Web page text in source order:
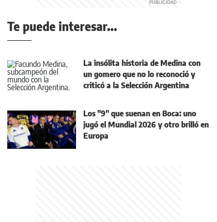
Te puede interesar...
La insólita historia de Medina con
un gomero que no lo reconoció y
criticó a la Selección Argentina
Los "9" que suenan en Boca: uno
jugó el Mundial 2026 y otro brilló en
Europa